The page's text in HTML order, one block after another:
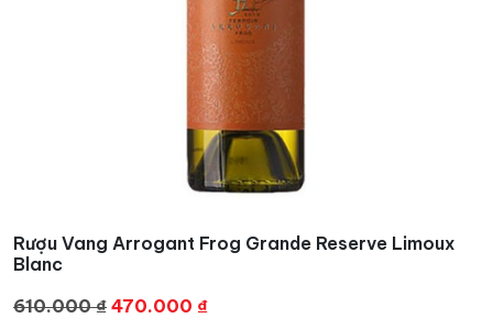
Rượu Vang Arrogant Frog Grande Reserve Limoux
Blanc
610.000₫ Giá
470.000 ₫Giá